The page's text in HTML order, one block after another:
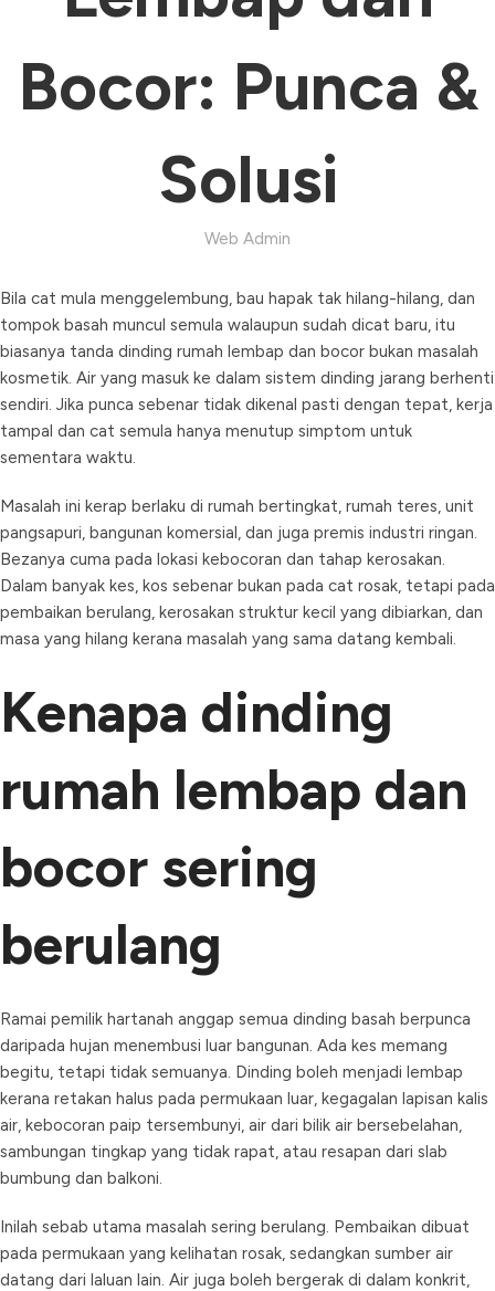
Bocor: Punca &
Solusi
Web Admin
Bila cat mula menggelembung, bau hapak tak hilang-hilang, dan
tompok basah muncul semula walaupun sudah dicat baru, itu
biasanya tanda dinding rumah lembap dan bocor bukan masalah
kosmetik. Air yang masuk ke dalam sistem dinding jarang berhenti
sendiri. Jika punca sebenar tidak dikenal pasti dengan tepat, kerja
tampal dan cat semula hanya menutup simptom untuk
sementara waktu.
Masalah ini kerap berlaku di rumah bertingkat, rumah teres, unit
pangsapuri, bangunan komersial, dan juga premis industri ringan.
Bezanya cuma pada lokasi kebocoran dan tahap kerosakan.
Dalam banyak kes, kos sebenar bukan pada cat rosak, tetapi pada
pembaikan berulang, kerosakan struktur kecil yang dibiarkan, dan
masa yang hilang kerana masalah yang sama datang kembali.
Kenapa dinding
rumah lembap dan
bocor sering
berulang
Ramai pemilik hartanah anggap semua dinding basah berpunca
daripada hujan menembusi luar bangunan. Ada kes memang
begitu, tetapi tidak semuanya. Dinding boleh menjadi lembap
kerana retakan halus pada permukaan luar, kegagalan lapisan kalis
air, kebocoran paip tersembunyi, air dari bilik air bersebelahan,
sambungan tingkap yang tidak rapat, atau resapan dari slab
bumbung dan balkoni.
Inilah sebab utama masalah sering berulang. Pembaikan dibuat
pada permukaan yang kelihatan rosak, sedangkan sumber air
datang dari laluan lain. Air juga boleh bergerak di dalam konkrit,